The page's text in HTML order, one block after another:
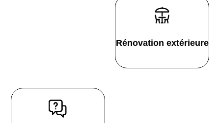
Rénovation extérieure